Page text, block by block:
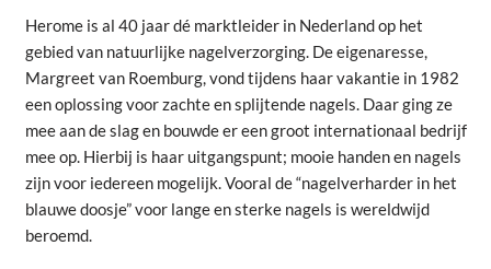
Herome is al 40 jaar dé marktleider in Nederland op het
gebied van natuurlijke nagelverzorging. De eigenaresse,
Margreet van Roemburg, vond tijdens haar vakantie in 1982
een oplossing voor zachte en splijtende nagels. Daar ging ze
mee aan de slag en bouwde er een groot internationaal bedrijf
mee op. Hierbij is haar uitgangspunt; mooie handen en nagels
zijn voor iedereen mogelijk. Vooral de “nagelverharder in het
blauwe doosje” voor lange en sterke nagels is wereldwijd
beroemd.